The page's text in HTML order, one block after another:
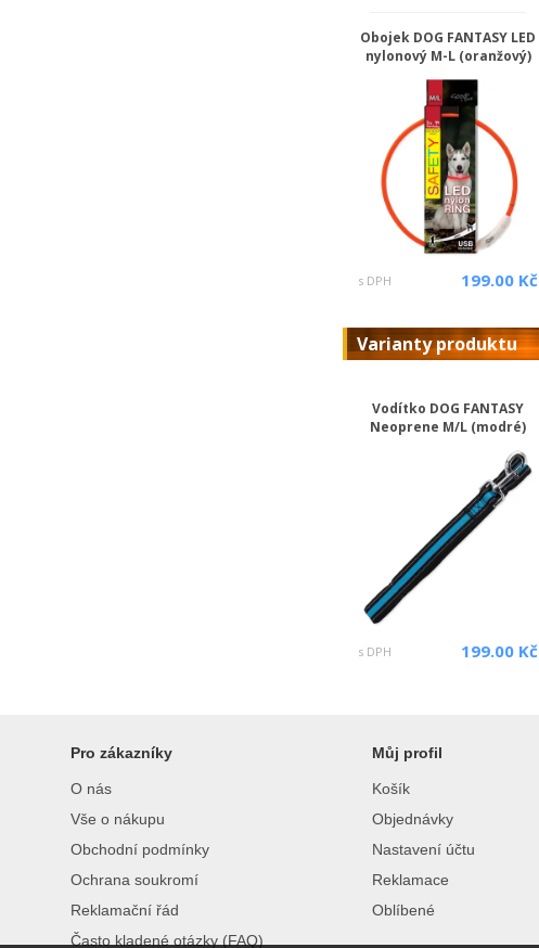
Obojek DOG FANTASY LED
nylonový M-L (oranžový)
s DPH 199.00 Kč
Varianty produktu
Vodítko DOG FANTASY
Neoprene M/L (modré)
s DPH 199.00 Kč
Pro zákazníky
O nás
Vše o nákupu
Obchodní podmínky
Ochrana soukromí
Reklamační řád
Často kladené otázky (FAQ)
Můj profil
Košík
Objednávky
Nastavení účtu
Reklamace
Oblíbené